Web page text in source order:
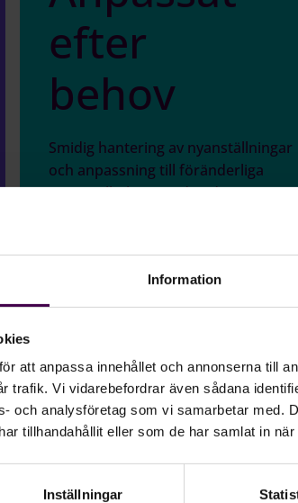
Information
att anpassa innehållet och annonserna till
trafik. Vi vidarebefordrar även sådana
och analysföretag som vi samarbetar med.
tillhandahållit eller som de har samlat in
Inställningar
efter
behov
Smidig hantering av nyanställningar
och anpassning till föränderliga
personalbehov, med Agda PS
Agda PS?